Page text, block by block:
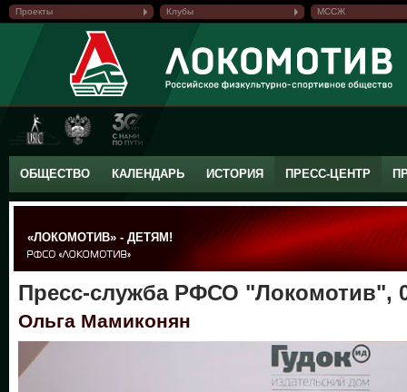
Проекты Клубы МССЖ
ОБЩЕСТВО КАЛЕНДАРЬ ИСТОРИЯ ПРЕСС-ЦЕНТР
«ЛОКОМОТИВ» - ДЕТЯМ!
Пресс-служба РФСО "Локомотив",
Ольга Мамиконян